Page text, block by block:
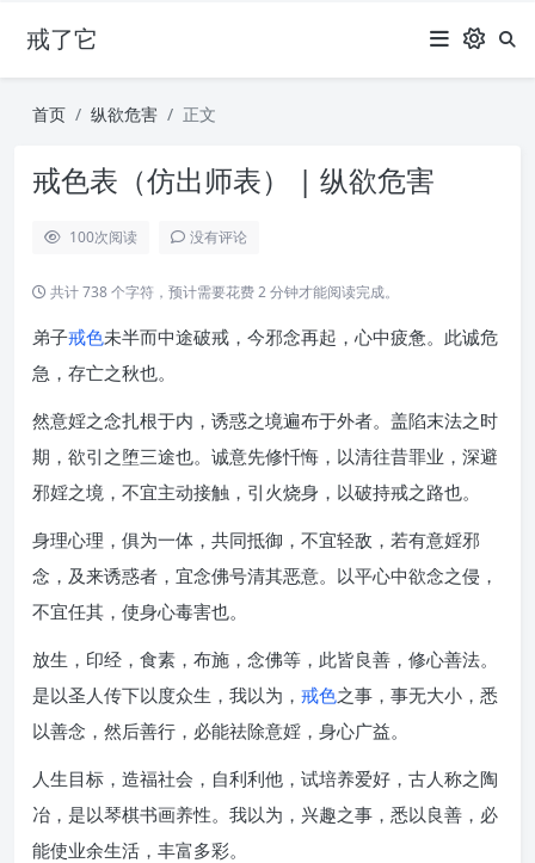
戒了它
首页 纵欲危害 正文
戒色表（仿出师表） | 纵欲危害
100次阅读 没有评论
共计 738 个字符，预计需要花费 2 分钟才能阅读完成。
弟子戒色未半而中途破戒，今邪念再起，心中疲惫。此诚危
急，存亡之秋也。
然意婬之念扎根于内，诱惑之境遍布于外者。盖陷末法之时
期，欲引之堕三途也。诚意先修忏悔，以清往昔罪业，深避
邪婬之境，不宜主动接触，引火烧身，以破持戒之路也。
身理心理，俱为一体，共同抵御，不宜轻敌，若有意婬邪
念，及来诱惑者，宜念佛号清其恶意。以平心中欲念之侵，
不宜任其，使身心毒害也。
放生，印经，食素，布施，念佛等，此皆良善，修心善法。
是以圣人传下以度众生，我以为， 戒色之事，事无大小，悉
以善念，然后善行，必能祛除意婬，身心广益。
人生目标，造福社会，自利利他，试培养爱好，古人称之陶
冶，是以琴棋书画养性。我以为，兴趣之事，悉以良善，必
能使业余生活，丰富多彩。